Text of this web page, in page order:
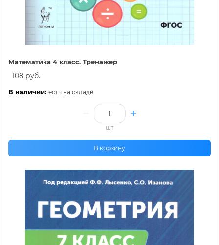
Математика 4 класс. Тренажер
108 руб.
В наличии: есть на складе
шт
В корзину